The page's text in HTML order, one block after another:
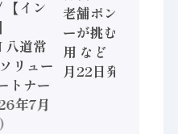
イン
八道常
リュー
トナー
年7月
老舗ポンプメーカ
ーが挑むデータ活
用 など（2026年7
月22日発行）